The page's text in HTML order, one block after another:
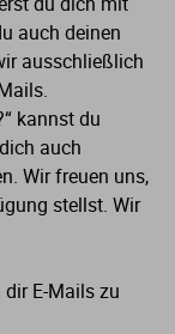
auch deinen
ausschließlich
kannst du
auch
Wir freuen uns,
stellst. Wir
dir E-Mails zu